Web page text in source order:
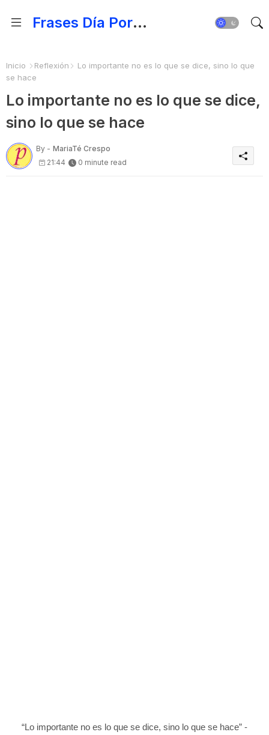
Frases Día Por Día - Para Fortalecer el Espíritu
Inicio Reflexión
Lo importante no es lo que se dice, sino lo que
se hace
Lo importante no es lo que se dice,
sino lo que se hace
By - MariaTé Crespo
21:44
0 minute read
“Lo importante no es lo que se dice, sino lo que se hace” -